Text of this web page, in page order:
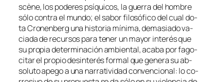
scè­ne, los po­de­res psí­qui­cos, la gue­rra del hom­bre
só­lo con­tra el mun­do; el sa­bor fi­lo­só­fi­co del cual do­
ta Cronenberg una his­to­ria mí­ni­ma, de­ma­sia­do va­
cia­da de re­cur­sos pa­ra te­ner un ma­yor in­te­rés que
su pro­pia de­ter­mi­na­ción am­bien­tal, aca­ba por fa­go­
ci­tar el pro­pio de­sin­te­rés for­mal que ge­ne­ra su ab­
so­lu­to ape­go a una na­rra­ti­vi­dad con­ven­cio­nal: lo co­